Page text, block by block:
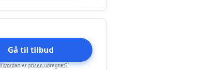
Gå til tilbud
Hvordan er prisen udregnet?